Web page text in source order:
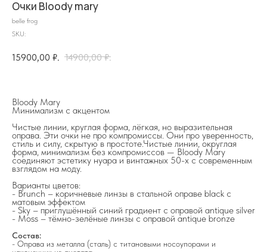
Очки Bloody mary
belle frog
SKU:
15900,00 ₽. 14900,00 ₽.
Bloody Mary
Минимализм с акцентом
Чистые линии, круглая форма, лёгкая, но выразительная
оправа. Эти очки не про компромиссы. Они про уверенность,
стиль и силу, скрытую в простоте.Чистые линии, округлая
форма, минимализм без компромиссов — Bloody Mary
соединяют эстетику нуара и винтажных 50-х с современным
взглядом на моду.
Варианты цветов:
- Brunch – коричневые линзы в стальной оправе black с
матовым эффектом
- Sky – приглушённый синий градиент с оправой antique silver
- Moss – тёмно-зелёные линзы с оправой antique bronze
Состав:
- Оправа из металла (сталь) с титановыми носоупорами и
на главную
info@frwl.store